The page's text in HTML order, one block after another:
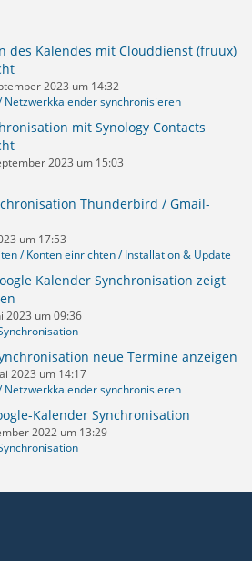
des Kalendes mit Clouddienst (fruux)
2023 um 14:32
Netzwerkkalender synchronisieren
mit Synology Contacts
2023 um 15:03
Thunderbird / Gmail-
um 17:53
/ Konten einrichten / Installation & Update
Kalender Synchronisation zeigt
2023 um 09:36
neue Termine anzeigen
2023 um 14:17
Netzwerkkalender synchronisieren
Kalender Synchronisation
2022 um 13:29